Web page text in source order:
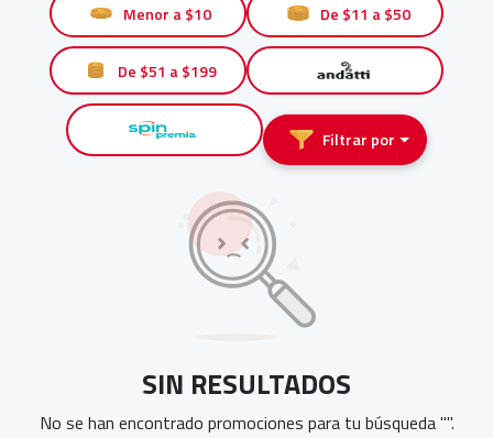
Menor a $10 De $11 a $50
De $51 a $199
Filtrar por
SIN RESULTADOS
No se han encontrado promociones para tu búsqueda "".